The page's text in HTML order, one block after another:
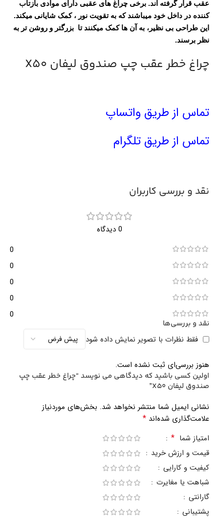
عقب قرار گرفته اند. برخی چراغ های عقبی دارای موادی بازتاب
کننده در داخل خود میباشند که به تقویت نور ، کمک شایانی میکند.
این طراحی بی نظیر، به آن ها کمک میکنند تا بزرگتر و روشن تر به
نظر برسند.
چراغ خطر عقب چپ صندوق لیفان X50
تماس از طریق واتساپ
تماس از طریق تلگرام
نقد و بررسی کاربران
0 دیدگاه
0
0
0
0
0
نقد و بررسی‌ها
فقط نظرات با تصویر نمایش داده شود
هنوز بررسی‌ای ثبت نشده است.
اولین کسی باشید که دیدگاهی می نویسد “چراغ خطر عقب چپ
صندوق لیفان X50”
نشانی ایمیل شما منتشر نخواهد شد. بخش‌های موردنیاز
علامت‌گذاری شده‌اند *
امتیاز شما *
قیمت و ارزش خرید
کیفیت و کارایی
شباهت یا مغایرت
گارانتی
پشتیبانی